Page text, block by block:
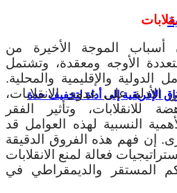
الإفريقية إلى أداة لتخفيف حدة
الموجة الأخيرة من
الأوجه ومعقدة، وتشتمل
والإقليمية والمحلية.
على عدوى الانقلابات،
للانقلابات، وتأثير الفقر
النسبية لهذه العوامل قد
إن فهم هذه الفروق الدقيقة
فعالة لمنع الانقلابات
المستقر والديمقراطي في